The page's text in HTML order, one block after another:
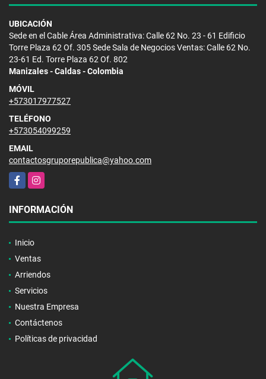
UBICACIÓN
Sede en el Cable Área Administrativa: Calle 62 No. 23 - 61 Edificio
Torre Plaza 62 Of. 305 Sede Sala de Negocios Ventas: Calle 62 No.
23-61 Ed. Torre Plaza 62 Of. 802
Manizales - Caldas - Colombia
MÓVIL
+573017977527
TELÉFONO
+573054099259
EMAIL
contactosgruporepublica@yahoo.com
FacebookInstagram
INFORMACIÓN
Inicio
Ventas
Arriendos
Servicios
Nuestra Empresa
Contáctenos
Políticas de privacidad